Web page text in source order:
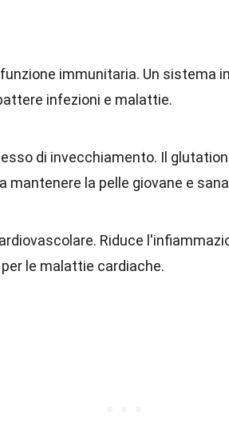
immunitaria. Un sistema
infezioni e malattie.
di invecchiamento. Il
mantenere la pelle giovane e
Riduce
le malattie cardiache.